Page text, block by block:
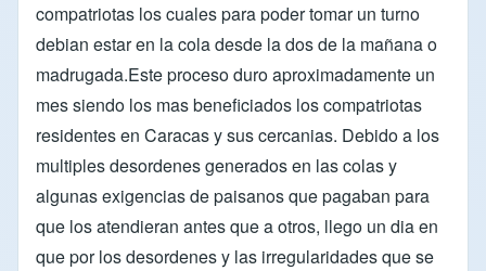
compatriotas los cuales para poder tomar un turno
debian estar en la cola desde la dos de la mañana o
madrugada.Este proceso duro aproximadamente un
mes siendo los mas beneficiados los compatriotas
residentes en Caracas y sus cercanias. Debido a los
multiples desordenes generados en las colas y
algunas exigencias de paisanos que pagaban para
que los atendieran antes que a otros, llego un dia en
que por los desordenes y las irregularidades que se